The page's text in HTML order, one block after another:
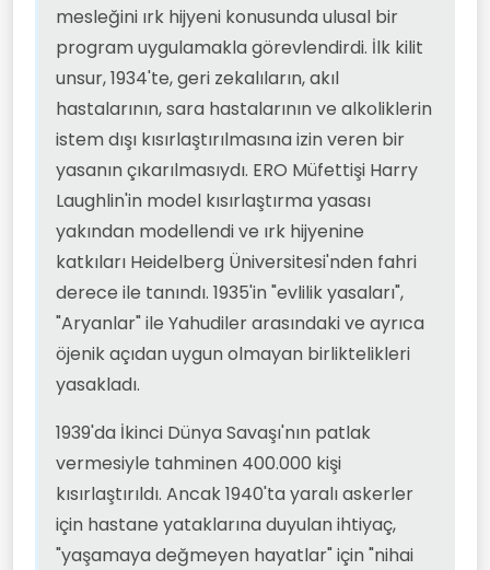
mesleğini ırk hijyeni konusunda ulusal bir
program uygulamakla görevlendirdi. İlk kilit
unsur, 1934'te, geri zekalıların, akıl
hastalarının, sara hastalarının ve alkoliklerin
istem dışı kısırlaştırılmasına izin veren bir
yasanın çıkarılmasıydı. ERO Müfettişi Harry
Laughlin'in model kısırlaştırma yasası
yakından modellendi ve ırk hijyenine
katkıları Heidelberg Üniversitesi'nden fahri
derece ile tanındı. 1935'in "evlilik yasaları",
"Aryanlar" ile Yahudiler arasındaki ve ayrıca
öjenik açıdan uygun olmayan birliktelikleri
yasakladı.
1939'da İkinci Dünya Savaşı'nın patlak
vermesiyle tahminen 400.000 kişi
kısırlaştırıldı. Ancak 1940'ta yaralı askerler
için hastane yataklarına duyulan ihtiyaç,
"yaşamaya değmeyen hayatlar" için "nihai